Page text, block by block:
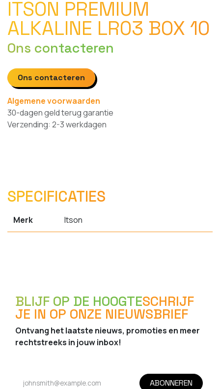
ITSON PREMIUM
ALKALINE LR03 BOX 10
Ons contacteren
Ons contacteren
Algemene voorwaarden
30-dagen geld terug garantie
Verzending: 2-3 werkdagen
SPECIFICATIES
Merk Itson
BLIJF OP DE HOOGTESCHRIJF
JE IN OP ONZE NIEUWSBRIEF
Ontvang het laatste nieuws, promoties en meer
rechtstreeks in jouw inbox!
ABONNEREN